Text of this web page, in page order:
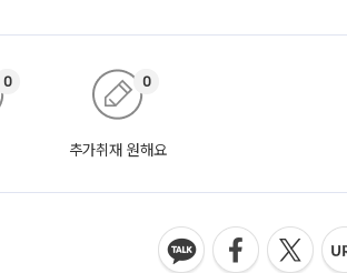
0
추가취재 원해요
0